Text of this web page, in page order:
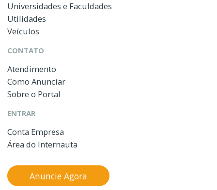
Universidades e Faculdades
Utilidades
Veículos
CONTATO
Atendimento
Como Anunciar
Sobre o Portal
ENTRAR
Conta Empresa
Área do Internauta
Anuncie Agora